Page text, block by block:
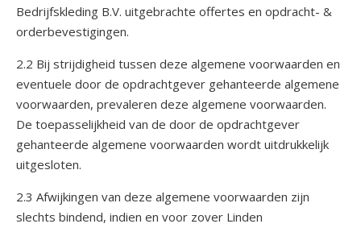
Bedrijfskleding B.V. uitgebrachte offertes en opdracht- &
orderbevestigingen.
2.2 Bij strijdigheid tussen deze algemene voorwaarden en
eventuele door de opdrachtgever gehanteerde algemene
voorwaarden, prevaleren deze algemene voorwaarden.
De toepasselijkheid van de door de opdrachtgever
gehanteerde algemene voorwaarden wordt uitdrukkelijk
uitgesloten.
2.3 Afwijkingen van deze algemene voorwaarden zijn
slechts bindend, indien en voor zover Linden